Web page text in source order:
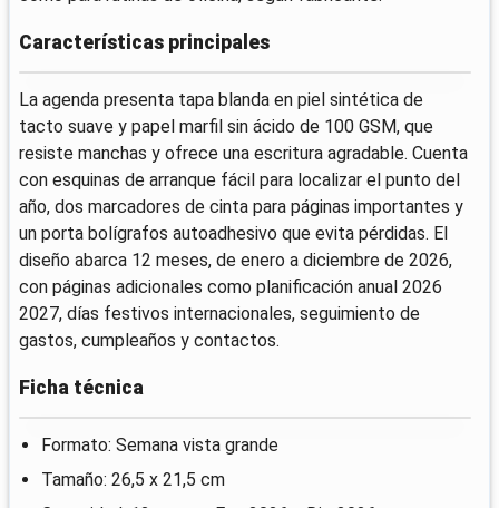
Características principales
La agenda presenta tapa blanda en piel sintética de
tacto suave y papel marfil sin ácido de 100 GSM, que
resiste manchas y ofrece una escritura agradable. Cuenta
con esquinas de arranque fácil para localizar el punto del
año, dos marcadores de cinta para páginas importantes y
un porta bolígrafos autoadhesivo que evita pérdidas. El
diseño abarca 12 meses, de enero a diciembre de 2026,
con páginas adicionales como planificación anual 2026
2027, días festivos internacionales, seguimiento de
gastos, cumpleaños y contactos.
Ficha técnica
Formato: Semana vista grande
Tamaño: 26,5 x 21,5 cm